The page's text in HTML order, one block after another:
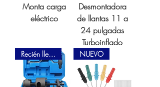
Monta carga
eléctrico
Desmontadora
de llantas 11 a
24 pulgadas
Turboinflado
Recién llegado NUEVO